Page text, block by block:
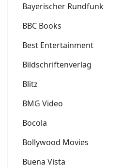
Bayerischer Rundfunk
BBC Books
Best Entertainment
Bildschriftenverlag
Blitz
BMG Video
Bocola
Bollywood Movies
Buena Vista